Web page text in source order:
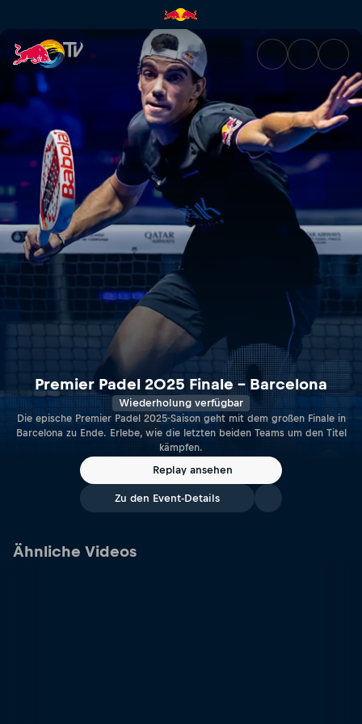
Premier Padel 2025 Finale –
Premier Padel 2025 Finale – Barcelona
Wiederholung verfügbar
Die epische Premier Padel 2025-Saison geht mit dem großen Finale in
Barcelona zu Ende. Erlebe, wie die letzten beiden Teams um den Titel
kämpfen.
Replay ansehen
Zu den Event-Details
Ähnliche Videos